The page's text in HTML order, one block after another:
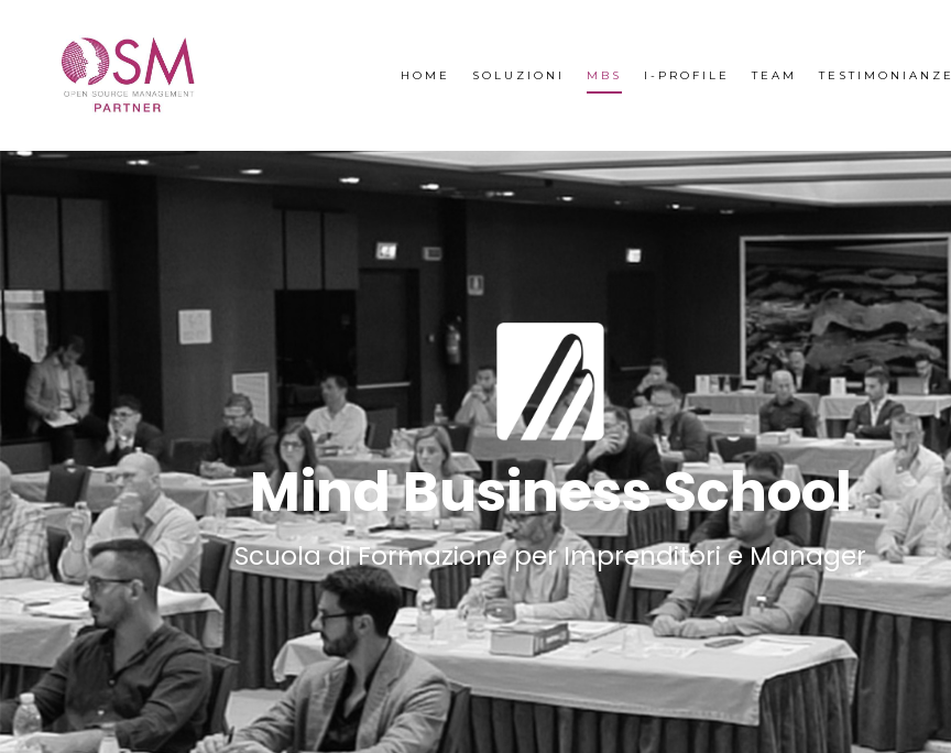
HOME SOLUZIONI MBS I-PROFILE TEAM TESTIMONIANZE
Mind Business School
Scuola di Formazione per Imprenditori e Manager